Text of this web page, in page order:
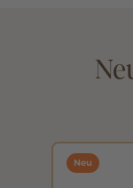
Neu